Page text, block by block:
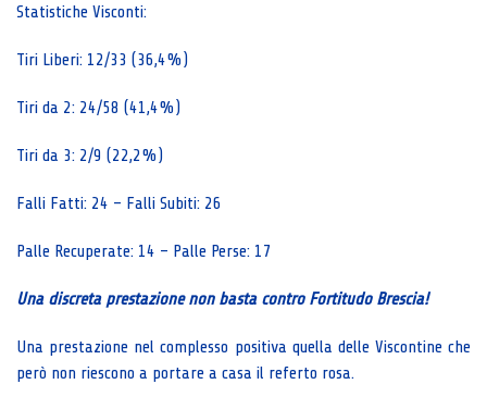
Statistiche Visconti:
Tiri Liberi: 12/33 (36,4%)
Tiri da 2: 24/58 (41,4%)
Tiri da 3: 2/9 (22,2%)
Falli Fatti: 24 – Falli Subiti: 26
Palle Recuperate: 14 – Palle Perse: 17
Una discreta prestazione non basta contro Fortitudo Brescia!
Una prestazione nel complesso positiva quella delle Viscontine che
però non riescono a portare a casa il referto rosa.